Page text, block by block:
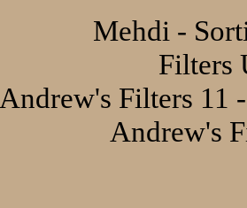
Mehdi -
Filters
Andrew's Filters 11
Andrew's